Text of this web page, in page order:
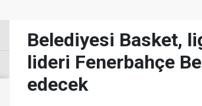
Belediyesi Basket,
lideri Fenerbahçe
edecek